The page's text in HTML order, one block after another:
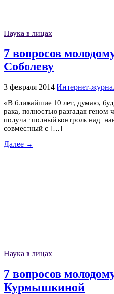
Наука в лицах
7 вопросов
Соболеву
3 февраля 2014 Интернет-
«В ближайшие 10 лет, думаю,
рака, полностью разгадан геном
получат полный контроль над
совместный с […]
Далее →
Наука в лицах
7 вопросов
Курмышкиной